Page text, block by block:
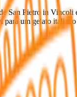
San Pietro in
um gelato